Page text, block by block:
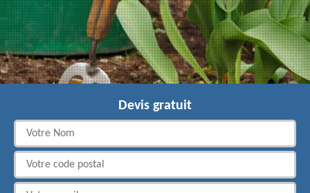
Devis gratuit